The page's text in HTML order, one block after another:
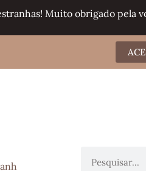
Muito obrigado pela